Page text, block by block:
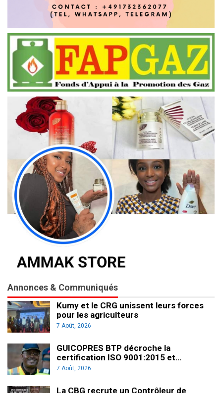
Annonces & Communiqués
Kumy et le CRG unissent leurs forces
pour les agriculteurs
7 Août, 2026
GUICOPRES BTP décroche la
certification ISO 9001:2015 et…
7 Août, 2026
La CBG recrute un Contrôleur de